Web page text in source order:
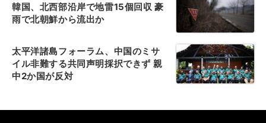
韓国、北西部沿岸で地雷15個回収 豪
雨で北朝鮮から流出か
太平洋諸島フォーラム、中国のミサ
イル非難する共同声明採択できず 親
中2か国が反対